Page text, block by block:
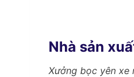
Nhà sản
Xưởng bọc yên xe